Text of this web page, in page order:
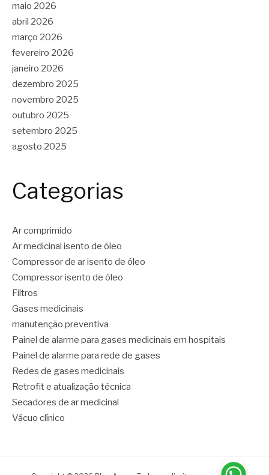
maio 2026
abril 2026
março 2026
fevereiro 2026
janeiro 2026
dezembro 2025
novembro 2025
outubro 2025
setembro 2025
agosto 2025
Categorias
Ar comprimido
Ar medicinal isento de óleo
Compressor de ar isento de óleo
Compressor isento de óleo
Filtros
Gases medicinais
manutenção preventiva
Painel de alarme para gases medicinais em hospitais
Painel de alarme para rede de gases
Redes de gases medicinais
Retrofit e atualização técnica
Secadores de ar medicinal
Vácuo clínico